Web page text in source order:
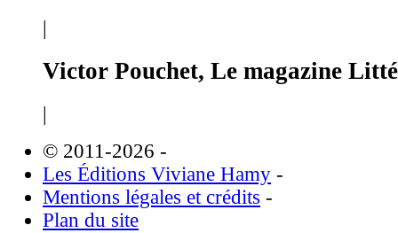
|
Victor Pouchet, Le magazine
|
© 2011-2026 -
Les Éditions Viviane Hamy -
Mentions légales et crédits -
Plan du site